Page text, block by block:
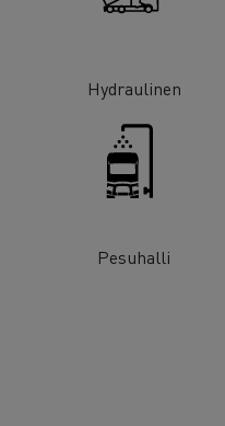
Hydraulinen
Pesuhalli